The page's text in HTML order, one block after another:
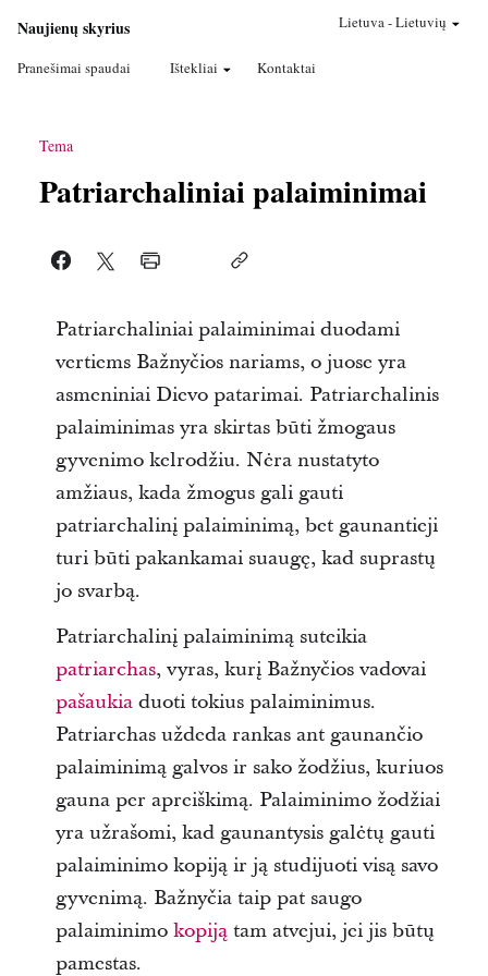
Naujienų skyrius
Pranešimai spaudai Ištekliai Kontaktai
Lietuva-Lietuvių
Tema
Patriarchaliniai palaiminimai
Patriarchaliniai palaiminimai duodami
vertiems Bažnyčios nariams, o juose yra
asmeniniai Dievo patarimai. Patriarchalinis
palaiminimas yra skirtas būti žmogaus
gyvenimo kelrodžiu. Nėra nustatyto
amžiaus, kada žmogus gali gauti
patriarchalinį palaiminimą, bet gaunantieji
turi būti pakankamai suaugę, kad suprastų
jo svarbą.
Patriarchalinį palaiminimą suteikia
patriarchas, vyras, kurį Bažnyčios vadovai
pašaukiaduoti tokius palaiminimus.
Patriarchas uždeda rankas ant gaunančio
palaiminimą galvos ir sako žodžius, kuriuos
gauna per apreiškimą. Palaiminimo žodžiai
yra užrašomi, kad gaunantysis galėtų gauti
palaiminimo kopiją ir ją studijuoti visą savo
gyvenimą. Bažnyčia taip pat saugo
palaiminimo kopijątam atvejui, jei jis būtų
pamestas.